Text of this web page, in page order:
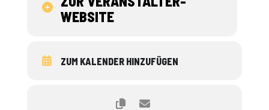
WEBSITE
ZUM KALENDER HINZUFÜGEN